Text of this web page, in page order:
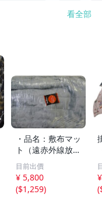
看全部
・品名：敷布マッ
ト（遠赤外線放射
わた）・素材：
綿 グラウンド
ポリエステル・R
6
目前出價
¥ 5,800
($1,259)
(